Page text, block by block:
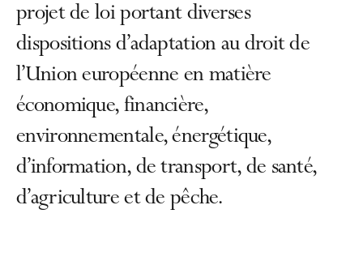
projet de loi portant diverses
dispositions d’adaptation au droit de
l’Union européenne en matière
économique, financière,
environnementale, énergétique,
d’information, de transport, de santé,
d’agriculture et de pêche.